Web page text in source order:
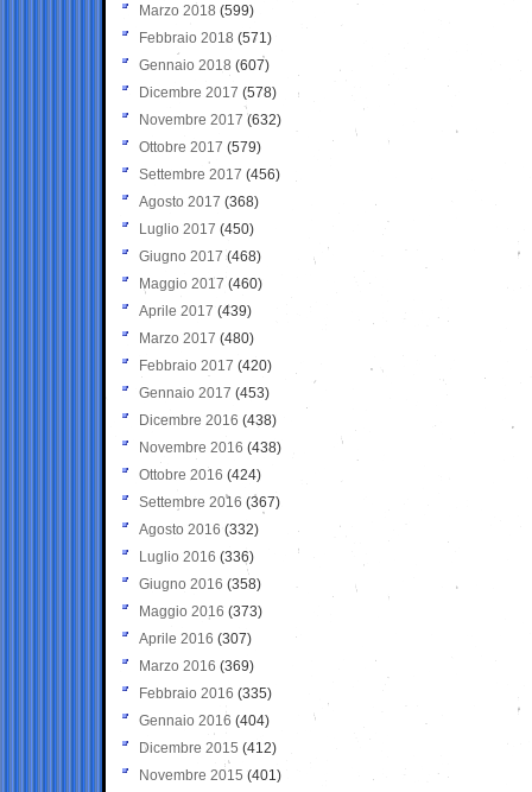
Marzo 2018 (599)
Febbraio 2018 (571)
Gennaio 2018 (607)
Dicembre 2017 (578)
Novembre 2017 (632)
Ottobre 2017 (579)
Settembre 2017 (456)
Agosto 2017 (368)
Luglio 2017 (450)
Giugno 2017 (468)
Maggio 2017 (460)
Aprile 2017 (439)
Marzo 2017 (480)
Febbraio 2017 (420)
Gennaio 2017 (453)
Dicembre 2016 (438)
Novembre 2016 (438)
Ottobre 2016 (424)
Settembre 2016 (367)
Agosto 2016 (332)
Luglio 2016 (336)
Giugno 2016 (358)
Maggio 2016 (373)
Aprile 2016 (307)
Marzo 2016 (369)
Febbraio 2016 (335)
Gennaio 2016 (404)
Dicembre 2015 (412)
Novembre 2015 (401)